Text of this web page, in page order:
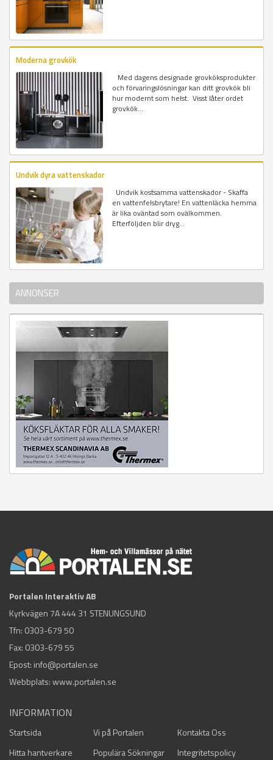
Moderna grovkök
Med dagens designade grovköksprodukter
och förvaringslösningar kan ditt grovkök bli
hur modernt som helst. Visst låter ordet
grovkök...
Undvik dyra vattenskador
Undvik kostsamma vattenskador - Skaffa
en vattenfelsbrytare! En vattenläcka hemma
är lika oväntad som ovälkommen.
Efterföljden blir dryg...
ANNONSER
Portalen Interaktiv AB
Kyrkvägen 7A 444 31 STENUNGSUND
Tfn: 0303-679 50
Fax: 0303-679 55
Epost: info@portalen.se
Webbplats: www.portalen.se
INFORMATION
Startsida Vi på Portalen
Kontakta Oss
Hitta hantverkare
Populära Sökningar Integritetspolicy